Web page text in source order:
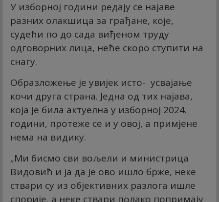
У изборној години редају се најаве
разних олакшица за грађане, које,
судећи по до сада виђеном труду
одговорних лица, неће скоро ступити на
снагу.
Образложење је увијек исто- усвајање
кочи друга страна. Једна од тих најава,
која је била актуелна у изборној 2024.
години, протеже се и у овој, а примјене
нема на видику.
„Ми бисмо сви вољели и министрица
Видовић и ја да је ово ишло брже, неке
ствари су из објективних разлога ишле
спорије, а неке ствари полако попримају